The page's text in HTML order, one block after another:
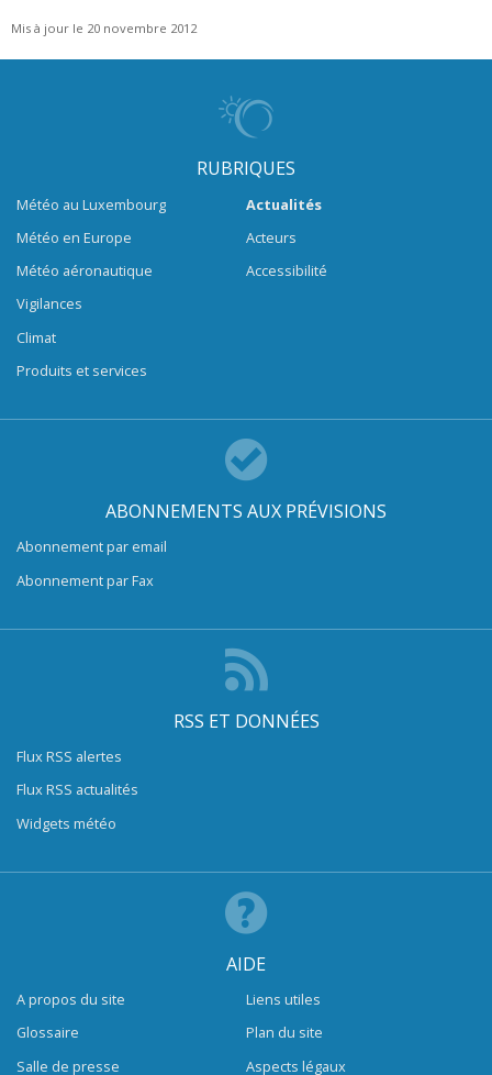
Mis à jour le 20 novembre 2012
RUBRIQUES
Météo au Luxembourg
Météo en Europe
Météo aéronautique
Vigilances
Climat
Produits et services
Actualités
Acteurs
Accessibilité
ABONNEMENTS AUX PRÉVISIONS
Abonnement par email
Abonnement par Fax
RSS ET DONNÉES
Flux RSS alertes
Flux RSS actualités
Widgets météo
AIDE
A propos du site
Glossaire
Salle de presse
Liens utiles
Plan du site
Aspects légaux